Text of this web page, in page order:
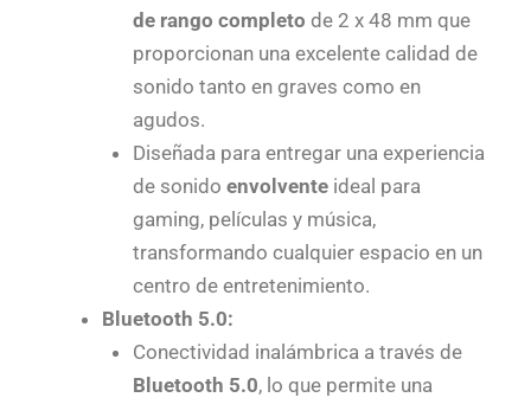
de rango completo de 2 x 48 mm que
proporcionan una excelente calidad de
sonido tanto en graves como en
agudos.
Diseñada para entregar una experiencia
de sonido envolventeideal para
gaming, películas y música,
transformando cualquier espacio en un
centro de entretenimiento.
Bluetooth 5.0:
Conectividad inalámbrica a través de
Bluetooth 5.0, lo que permite una